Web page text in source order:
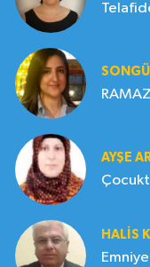
AYŞE
HALIS